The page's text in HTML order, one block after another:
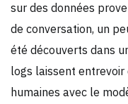
sur des données
de conversation, un
été découverts dans
logs laissent entrevoir
humaines avec le